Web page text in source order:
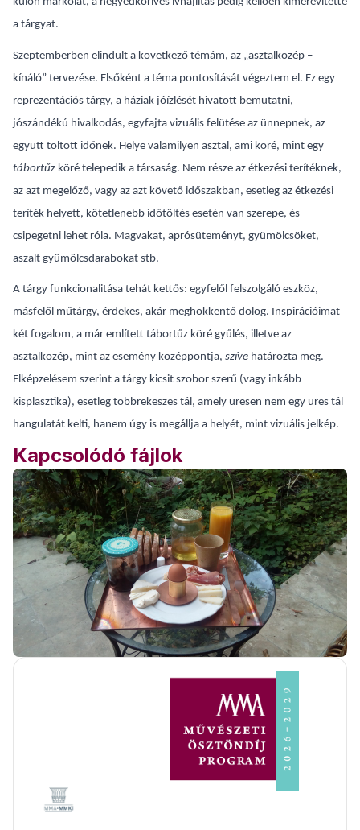
a tárgyat.
Szeptemberben elindult a következő témám, az „asztalközép –
kínáló” tervezése. Elsőként a téma pontosítását végeztem el. Ez egy
reprezentációs tárgy, a háziak jóízlését hivatott bemutatni,
jószándékú hivalkodás, egyfajta vizuális felütése az ünnepnek, az
együtt töltött időnek. Helye valamilyen asztal, ami köré, mint egy
tábortűz köré telepedik a társaság. Nem része az étkezési terítéknek,
az azt megelőző, vagy az azt követő időszakban, esetleg az étkezési
teríték helyett, kötetlenebb időtöltés esetén van szerepe, és
csipegetni lehet róla. Magvakat, aprósüteményt, gyümölcsöket,
aszalt gyümölcsdarabokat stb.
A tárgy funkcionalitása tehát kettős: egyfelől felszolgáló eszköz,
másfelől műtárgy, érdekes, akár meghökkentő dolog. Inspirációimat
két fogalom, a már említett tábortűz köré gyűlés, illetve az
asztalközép, mint az esemény középpontja, szíve határozta meg.
Elképzelésem szerint a tárgy kicsit szobor szerű (vagy inkább
kisplasztika), esetleg többrekeszes tál, amely üresen nem egy üres tál
hangulatát kelti, hanem úgy is megállja a helyét, mint vizuális jelkép.
Kapcsolódó fájlok